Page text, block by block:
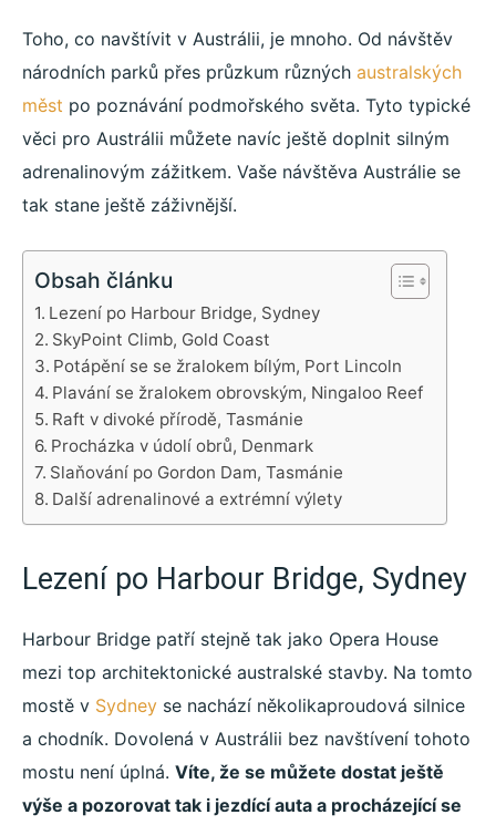
Toho, co navštívit v Austrálii, je mnoho. Od návštěv
národních parků přes průzkum různých australských
měst po poznávání podmořského světa. Tyto typické
věci pro Austrálii můžete navíc ještě doplnit silným
adrenalinovým zážitkem. Vaše návštěva Austrálie se
tak stane ještě záživnější.
Obsah článku
Lezení po Harbour Bridge, Sydney
SkyPoint Climb, Gold Coast
Potápění se se žralokem bílým, Port Lincoln
Plavání se žralokem obrovským, Ningaloo Reef
Raft v divoké přírodě, Tasmánie
Procházka v údolí obrů, Denmark
Slaňování po Gordon Dam, Tasmánie
Další adrenalinové a extrémní výlety
Lezení po Harbour Bridge, Sydney
Harbour Bridge patří stejně tak jako Opera House
mezi top architektonické australské stavby. Na tomto
mostě v Sydney se nachází několikaproudová silnice
a chodník. Dovolená v Austrálii bez navštívení tohoto
mostu není úplná. Víte, že se můžete dostat ještě
výše a pozorovat tak i jezdící auta a procházející se